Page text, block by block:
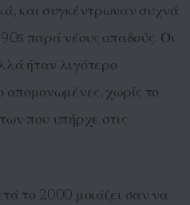
και συγκέντρωναν συχνά
παρά νέους οπαδούς. Οι
ήταν λιγότερο
απομονωμένες, χωρίς το
που υπήρχε στις
το 2000 μοιάζει σαν να